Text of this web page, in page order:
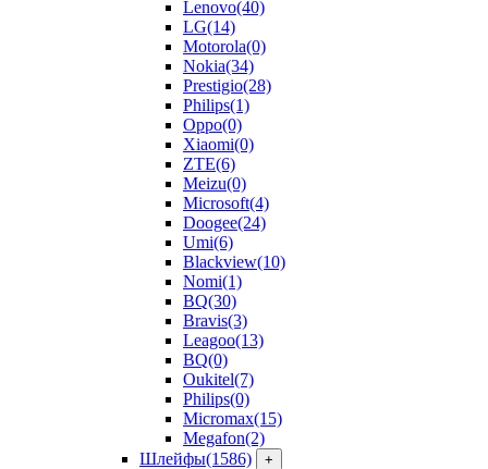
Lenovo(40)
LG(14)
Motorola(0)
Nokia(34)
Prestigio(28)
Philips(1)
Oppo(0)
Xiaomi(0)
ZTE(6)
Meizu(0)
Microsoft(4)
Doogee(24)
Umi(6)
Blackview(10)
Nomi(1)
BQ(30)
Bravis(3)
Leagoo(13)
BQ(0)
Oukitel(7)
Philips(0)
Micromax(15)
Megafon(2)
Шлейфы(1586) +